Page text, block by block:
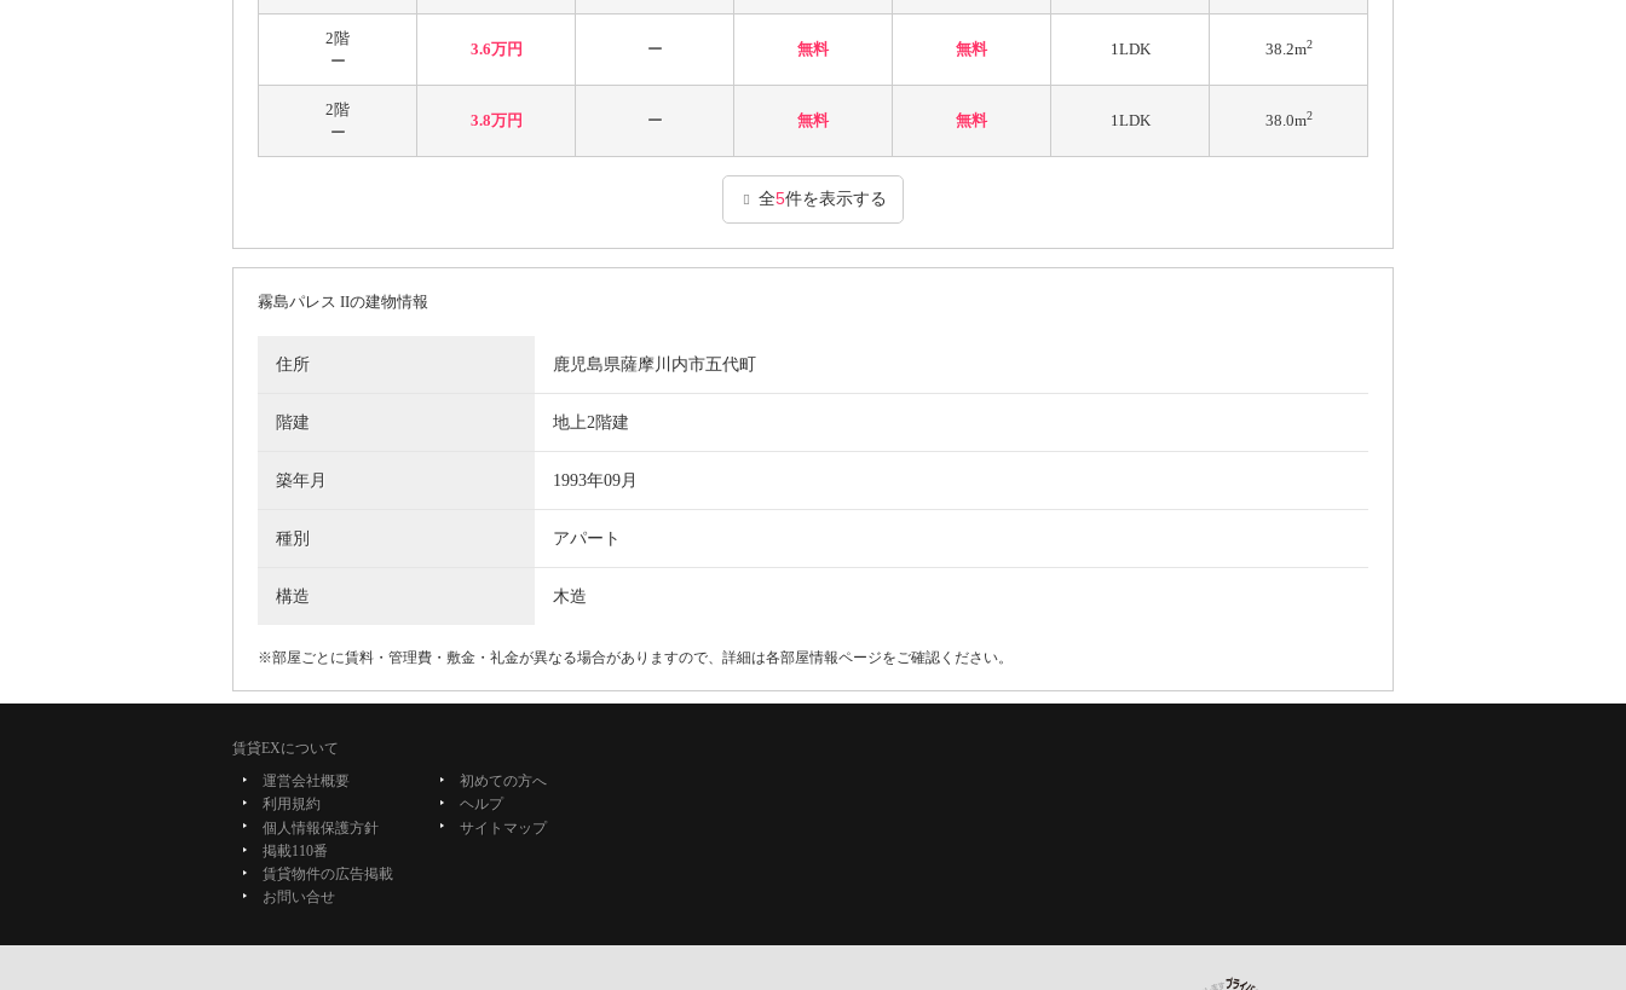
2階
ー
3.6万円 ー 無料 無料 1LDK 38.2m2
2階
ー
3.8万円 ー 無料 無料 1LDK 38.0m2
全5件を表示する
霧島パレス IIの建物情報
住所 鹿児島県薩摩川内市五代町
階建 地上2階建
築年月 1993年09月
種別 アパート
構造 木造
※部屋ごとに賃料・管理費・敷金・礼金が異なる場合がありますので、詳細は各部屋情報ページをご確認ください。
賃貸EXについて
運営会社概要
利用規約
個人情報保護方針
掲載110番
賃貸物件の広告掲載
お問い合せ
初めての方へ
ヘルプ
サイトマップ